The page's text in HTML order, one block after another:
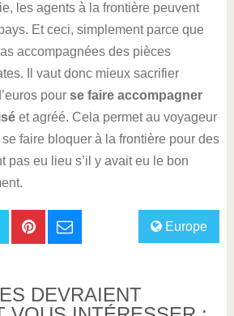
les agents à la frontière peuvent
Et ceci, simplement parce que
accompagnées des pièces
Il vaut donc mieux sacrifier
pour se faire accompagner
et agréé. Cela permet au voyageur
se faire bloquer à la frontière pour des
pas eu lieu s’il y avait eu le bon
Europe
DEVRAIENT